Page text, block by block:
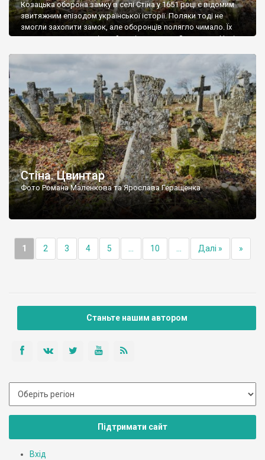
Козацька оборона замку в селі Стіна у 1651 році є відомим
звитяжним епізодом української історії. Поляки тоді не
змогли захопити замок, але оборонців полягло чимало. Їх
поховали на цвинтарі, який тоді називався Замковим. Нині на
ньому чимало хрестів 19 століття, є такі, де епітафії стер […]
Стіна. Цвинтар
Фото Романа Маленкова та Ярослава Геращенка
1 2 3 4 5 10 Далі » »
Станьте нашим автором
Підтримати сайт
Вхід